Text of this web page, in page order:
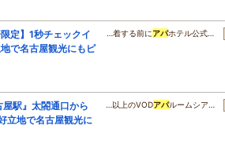
定】1秒チェックイ
で名古屋観光にもピ
…着する前にアパホテル公式…
屋駅』太閤通口から
立地で名古屋観光に
…以上のVODアパルームシア…